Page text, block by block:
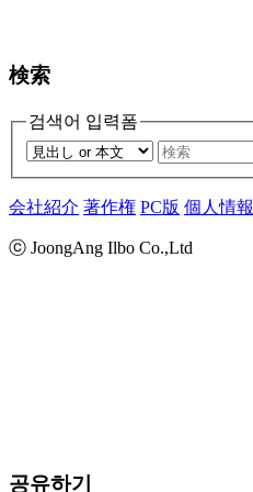
検索
검색어 입력폼
会社紹介 著作権 PC版 個人情報
ⓒ JoongAng Ilbo Co.,Ltd
공유하기